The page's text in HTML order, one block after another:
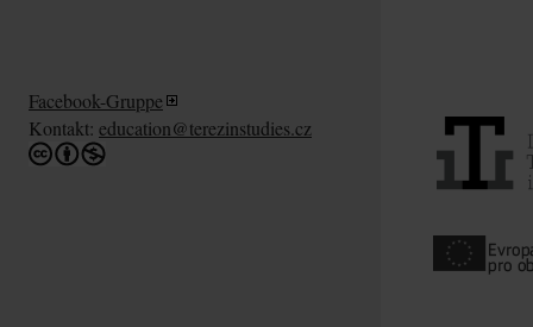
Facebook-Gruppe
Kontakt: education@terezinstudies.cz